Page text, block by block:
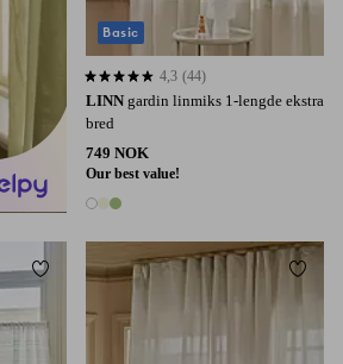
LINN gardin linmiks 1-lengde ekstra
bred
749 NOK
Our best value!
3 farger
4,3 basert på 44 karaktergivninger
4,3 (44)
Basic
Legg til favoritter Legg
220 250300